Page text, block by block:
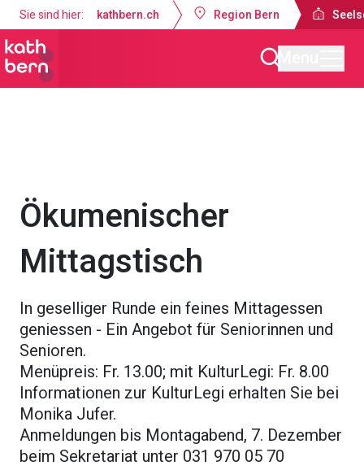
Sie sind hier: kathbern.ch Region Bern
Ökumenischer
Mittagstisch
In geselliger Runde ein feines Mittagessen
geniessen - Ein Angebot für Seniorinnen und
Senioren.
Menüpreis: Fr. 13.00; mit KulturLegi: Fr. 8.00
Informationen zur KulturLegi erhalten Sie bei
Monika Jufer.
Anmeldungen bis Montagabend, 7. Dezember
beim Sekretariat unter 031 970 05 70